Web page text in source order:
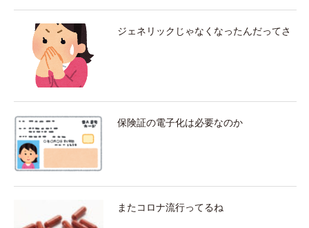
ジェネリックじゃなくなったんだってさ
保険証の電子化は必要なのか
またコロナ流行ってるね